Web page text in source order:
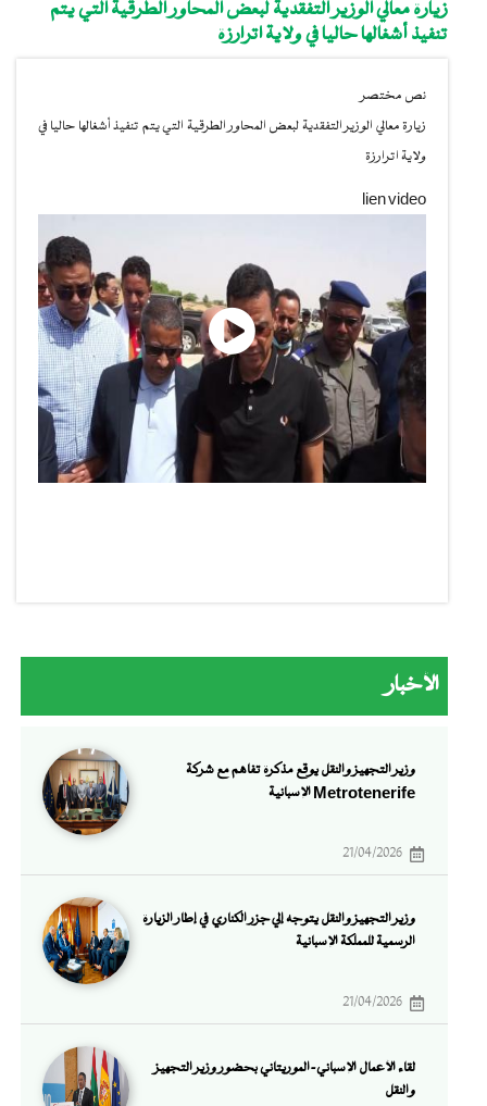
زيارة معالي الوزير التفقدية لبعض المحاور الطرقية التي يتم
تنفيذ أشغالها حاليا في ولاية اترارزة
نص مختصر
زيارة معالي الوزير التفقدية لبعض المحاور الطرقية التي يتم تنفيذ أشغالها حاليا في
ولاية اترارزة
lien video
الأخبار
وزير التجهيز والنقل يوقع مذكرة تفاهم مع شركة
Metrotenerife الإسبانية
21/04/2026
وزير التجهيز والنقل يتوجه إلي جزر الكناري في إطار الزيارة
الرسمية للمملكة الإسبانية
21/04/2026
لقاء الأعمال الإسباني-الموريتاني بحضور وزير التجهيز
والنقل